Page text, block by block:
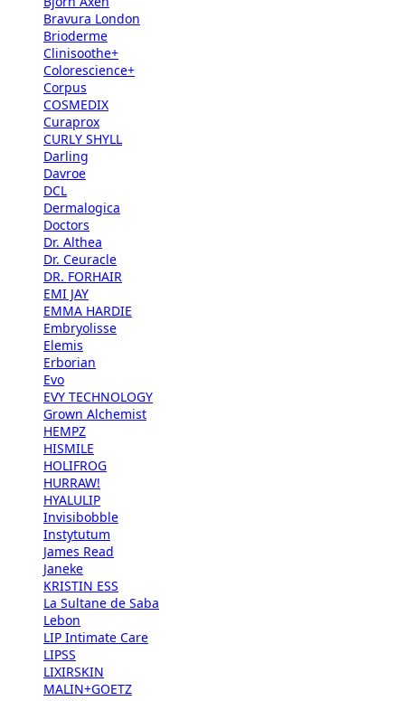
Bravura London
Brioderme
Clinisoothe+
Colorescience+
Corpus
COSMEDIX
Curaprox
CURLY SHYLL
Darling
Davroe
DCL
Dermalogica
Doctors
Dr. Althea
Dr. Ceuracle
DR. FORHAIR
EMI JAY
EMMA HARDIE
Embryolisse
Elemis
Erborian
Evo
EVY TECHNOLOGY
Grown Alchemist
HEMPZ
HISMILE
HOLIFROG
HURRAW!
HYALULIP
Invisibobble
Instytutum
James Read
Janeke
KRISTIN ESS
La Sultane de Saba
Lebon
LIP Intimate Care
LIPSS
LIXIRSKIN
MALIN+GOETZ